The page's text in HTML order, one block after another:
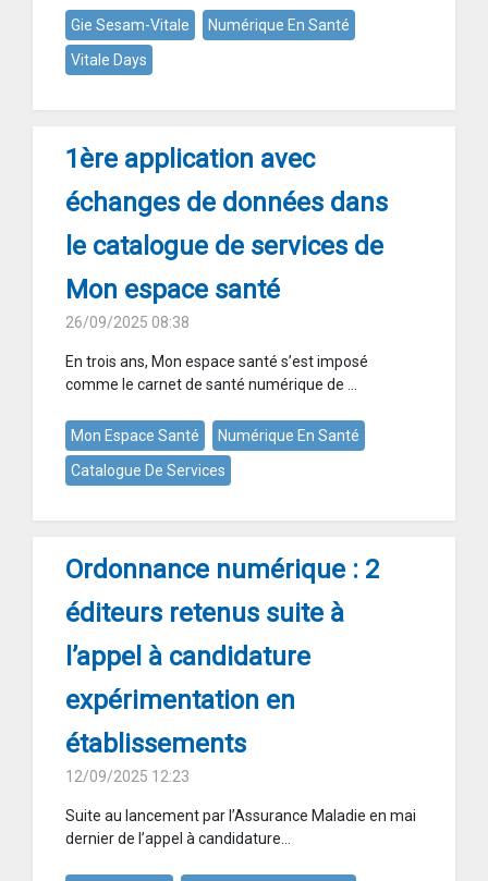
Gie Sesam-Vitale
Numérique En Santé
Vitale Days
1ère application avec
échanges de données dans
le catalogue de services de
Mon espace santé
26/09/2025 08:38
En trois ans, Mon espace santé s’est imposé
comme le carnet de santé numérique de ...
Mon Espace Santé
Numérique En Santé
Catalogue De Services
Ordonnance numérique : 2
éditeurs retenus suite à
l’appel à candidature
expérimentation en
établissements
12/09/2025 12:23
Suite au lancement par l’Assurance Maladie en mai
dernier de l’appel à candidature...